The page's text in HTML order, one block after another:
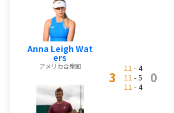
Anna Leigh Wat
ers
アメリカ合衆国
3
11 - 4
11 - 5
11 - 4
0